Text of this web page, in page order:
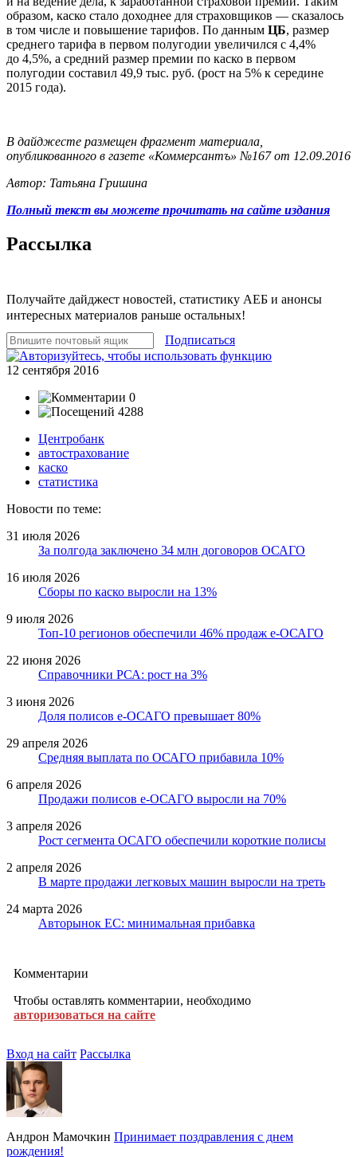
образом, каско стало доходнее для страховщиков — сказалось
в том числе и повышение тарифов. По данным ЦБ, размер
среднего тарифа в первом полугодии увеличился с 4,4%
до 4,5%, а средний размер премии по каско в первом
полугодии составил 49,9 тыс. руб. (рост на 5% к середине
2015 года).
В дайджесте размещен фрагмент материала,
опубликованного в газете «Коммерсантъ» №167 от 12.09.2016
Автор: Татьяна Гришина
Полный текст вы можете прочитать на сайте издания
Рассылка
Получайте дайджест новостей, статистику АЕБ и анонсы
интересных материалов раньше остальных!
Подписаться
12 сентября 2016
0
4288
Центробанк
автострахование
каско
статистика
Новости по теме:
31 июля 2026
За полгода заключено 34 млн договоров ОСАГО
16 июля 2026
Сборы по каско выросли на 13%
9 июля 2026
Топ-10 регионов обеспечили 46% продаж е-ОСАГО
22 июня 2026
Справочники РСА: рост на 3%
3 июня 2026
Доля полисов е-ОСАГО превышает 80%
29 апреля 2026
Средняя выплата по ОСАГО прибавила 10%
6 апреля 2026
Продажи полисов е-ОСАГО выросли на 70%
3 апреля 2026
Рост сегмента ОСАГО обеспечили короткие полисы
2 апреля 2026
В марте продажи легковых машин выросли на треть
24 марта 2026
Авторынок ЕС: минимальная прибавка
Комментарии
Чтобы оставлять комментарии, необходимо
авторизоваться на сайте
Вход на сайт Рассылка
Андрон Мамочкин Принимает поздравления с днем
рождения!